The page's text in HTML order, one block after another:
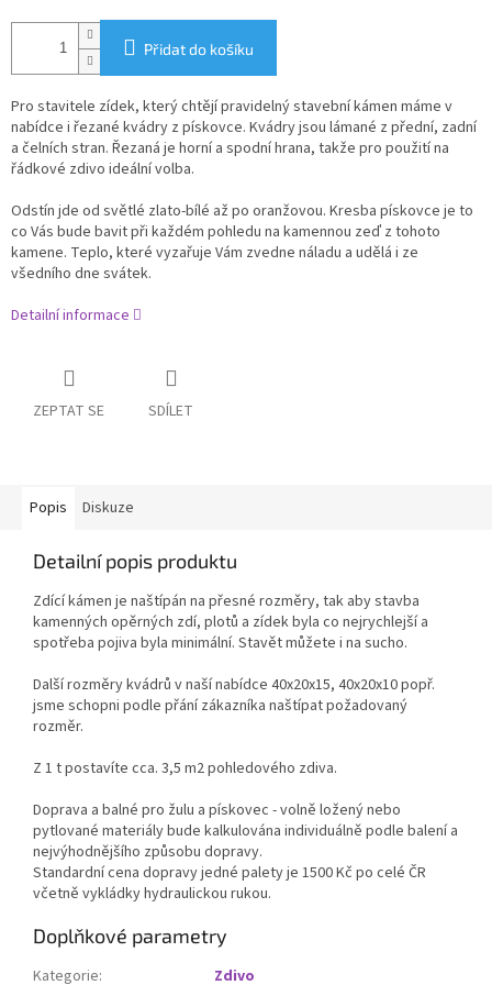
Přidat do košíku
Pro stavitele zídek, který chtějí pravidelný stavební kámen máme v
nabídce i řezané kvádry z pískovce. Kvádry jsou lámané z přední, zadní
a čelních stran. Řezaná je horní a spodní hrana, takže pro použití na
řádkové zdivo ideální volba.
Odstín jde od světlé zlato-bílé až po oranžovou. Kresba pískovce je to
co Vás bude bavit při každém pohledu na kamennou zeď z tohoto
kamene. Teplo, které vyzařuje Vám zvedne náladu a udělá i ze
všedního dne svátek.
Detailní informace
ZEPTAT SE SDÍLET
Popis Diskuze
Detailní popis produktu
Zdící kámen je naštípán na přesné rozměry, tak aby stavba
kamenných opěrných zdí, plotů a zídek byla co nejrychlejší a
spotřeba pojiva byla minimální. Stavět můžete i na sucho.
Další rozměry kvádrů v naší nabídce 40x20x15, 40x20x10 popř.
jsme schopni podle přání zákazníka naštípat požadovaný
rozměr.
Z 1 t postavíte cca. 3,5 m2 pohledového zdiva.
Doprava a balné pro žulu a pískovec - volně ložený nebo
pytlované materiály bude kalkulována individuálně podle balení a
nejvýhodnějšího způsobu dopravy.
Standardní cena dopravy jedné palety je 1500 Kč po celé ČR
včetně vykládky hydraulickou rukou.
Doplňkové parametry
Kategorie: Zdivo